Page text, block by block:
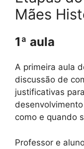
Mães
1ª aula
A primeira aula
discussão de
justificativas
como e quando
Professor e